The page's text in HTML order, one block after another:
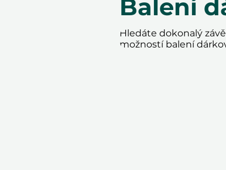
Balení
Hledáte dokonalý
možností balení